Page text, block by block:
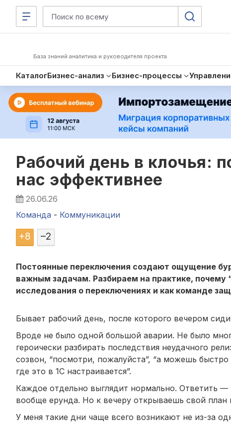
База знаний аналитика и руководителя проекта
КаталогБизнес-анализ Бизнес-процессы
Рабочий день в клочья:
нас эффективнее
26.06.26
Команда - Коммуникации
+8 –2
Постоянные переключения создают ощущение
важным задачам. Разбираем на практике,
исследования о переключениях и как команде
Бывает рабочий день, после которого вечером
Вроде не было одной большой аварии. Не было
героически разбирать последствия неудачного
созвон, “посмотри, пожалуйста”, “а можешь быстро
где это в 1С настраивается”.
Каждое отдельно выглядит нормально. Ответить
вообще ерунда. Но к вечеру открываешь свой
У меня такие дни чаще всего возникают не из-за